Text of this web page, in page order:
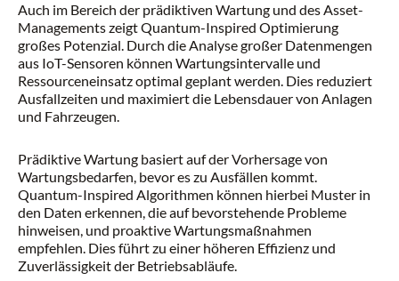
Auch im Bereich der prädiktiven Wartung und des Asset-
Managements zeigt Quantum-Inspired Optimierung
großes Potenzial. Durch die Analyse großer Datenmengen
aus IoT-Sensoren können Wartungsintervalle und
Ressourceneinsatz optimal geplant werden. Dies reduziert
Ausfallzeiten und maximiert die Lebensdauer von Anlagen
und Fahrzeugen.
Prädiktive Wartung basiert auf der Vorhersage von
Wartungsbedarfen, bevor es zu Ausfällen kommt.
Quantum-Inspired Algorithmen können hierbei Muster in
den Daten erkennen, die auf bevorstehende Probleme
hinweisen, und proaktive Wartungsmaßnahmen
empfehlen. Dies führt zu einer höheren Effizienz und
Zuverlässigkeit der Betriebsabläufe.